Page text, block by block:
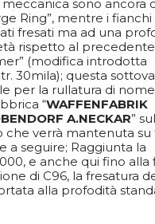
meccanica sono ancora
Ring”, mentre i fianchi
fresati ma ad una
rispetto al precedente
(modifica introdotta
30mila); questa
per la rullatura di
“WAFFENFABRIK
A.NECKAR” sul
che verrà mantenuta
a seguire; Raggiunta la
e anche qui fino alla
di C96, la fresatura
alla profodità